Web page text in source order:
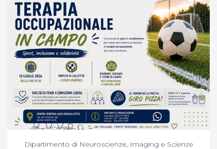
Dipartimento di Neuroscienze, Imaging e Scienze